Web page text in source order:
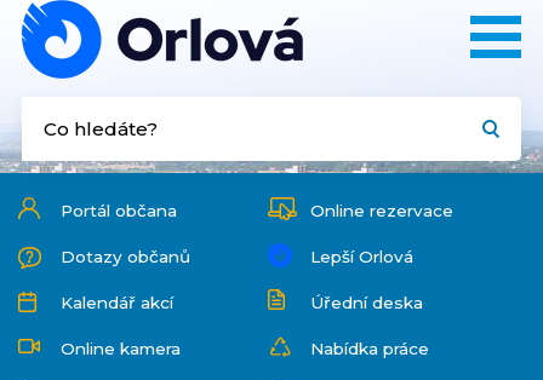
Portál občana Online rezervace
Dotazy občanů Lepší Orlová
Kalendář akcí Úřední deska
Online kamera Nabídka práce